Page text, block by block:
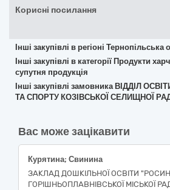
Корисні посилання
Інші закупівлі в регіоні Тернопільська
Інші закупівлі в категорії Продукти
супутня продукція
Інші закупівлі замовника ВІДДІЛ
ТА СПОРТУ КОЗІВСЬКОЇ СЕЛИЩНОЇ
Вас може зацікавити
Курятина; Свинина
ЗАКЛАД ДОШКІЛЬНОЇ ОСВІТИ
ГОРІШНЬОПЛАВНІВСЬКОЇ МІСЬКОЇ